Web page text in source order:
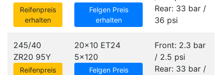
Reifenpreis
erhalten
Felgen Preis
erhalten
Rear: 33 bar /
36 psi
245/40
ZR20 95Y
Reifenpreis
20x10 ET24
5x120
Felgen Preis
Front: 2.3 bar
/ 2.5 psi
Rear: 33 bar /